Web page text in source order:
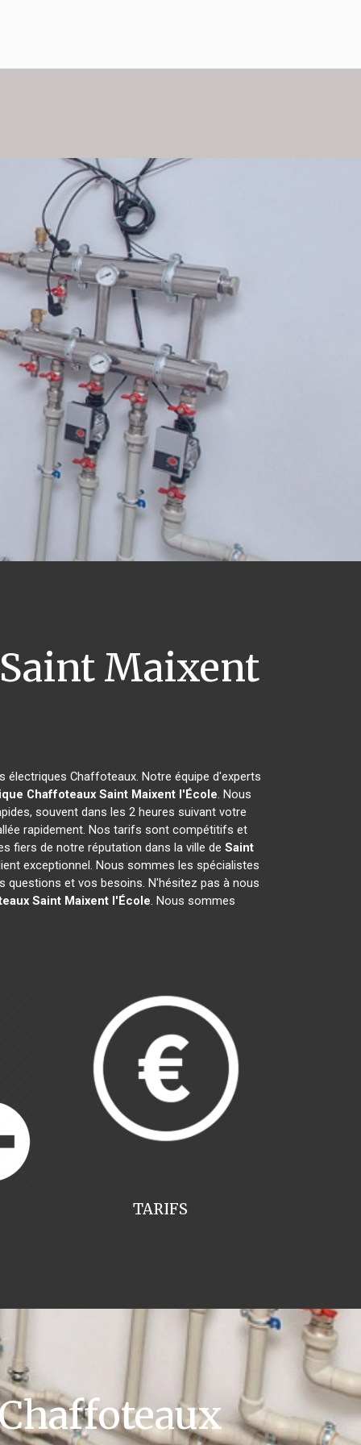
Maixent
Chaffoteaux. Notre équipe d'experts
Chaffoteaux Saint Maixent l'École. Nous
souvent dans les 2 heures suivant votre
rapidement. Nos tarifs sont compétitifs et
fiers de notre réputation dans la ville de Saint
exceptionnel. Nous sommes les spécialistes
et vos besoins. N'hésitez pas à nous
Saint Maixent l'École. Nous sommes
TARIFS